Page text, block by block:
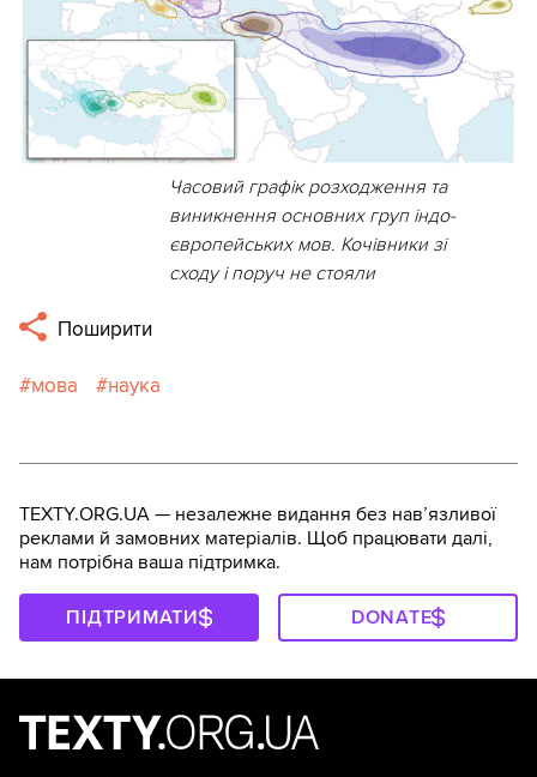
Часовий графік розходження та
виникнення основних груп індо-
європейських мов. Кочівники зі
сходу і поруч не стояли
Поширити
мова наука
TEXTY.ORG.UA — незалежне видання без навʼязливої
реклами й замовних матеріалів. Щоб працювати далі,
нам потрібна ваша підтримка.
ПІДТРИМАТИ DONATE